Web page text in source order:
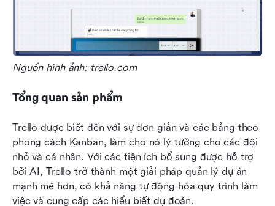
Nguồn hình ảnh: trello.com
Tổng quan sản phẩm
Trello được biết đến với sự đơn giản và các bảng theo
phong cách Kanban, làm cho nó lý tưởng cho các đội
nhỏ và cá nhân. Với các tiện ích bổ sung được hỗ trợ
bởi AI, Trello trở thành một giải pháp quản lý dự án
mạnh mẽ hơn, có khả năng tự động hóa quy trình làm
việc và cung cấp các hiểu biết dự đoán.